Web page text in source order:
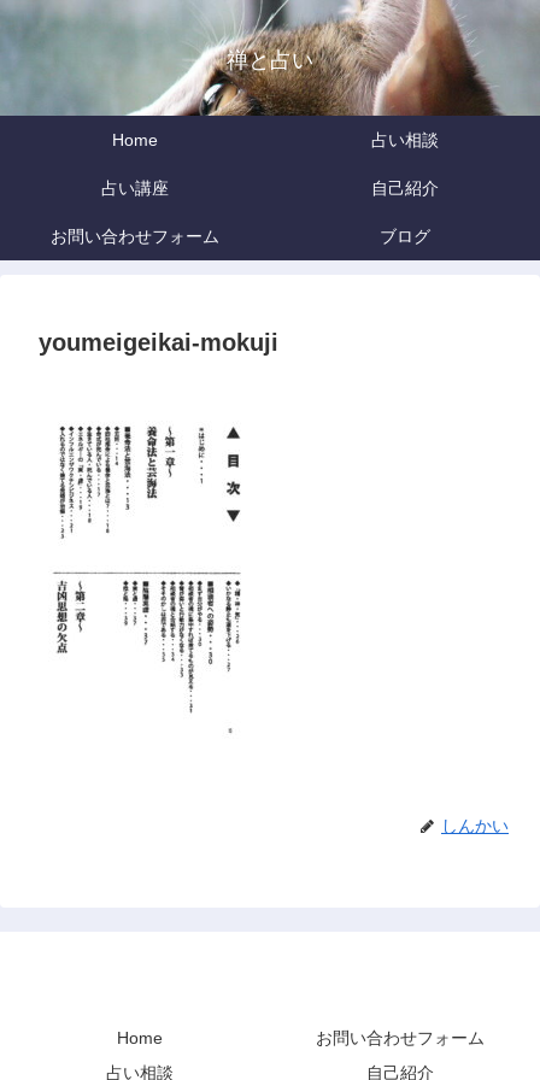
禅と占い
Home 占い相談
占い講座 自己紹介
お問い合わせフォーム ブログ
youmeigeikai-mokuji
しんかい
Home
お問い合わせフォーム
占い相談
自己紹介